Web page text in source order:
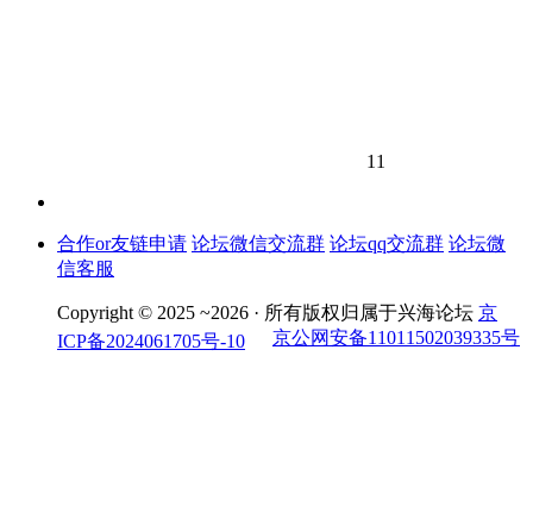
11
合作or友链申请 论坛微信交流群 论坛qq交流群 论坛微
信客服
Copyright © 2025 ~2026 · 所有版权归属于兴海论坛 京
ICP备2024061705号-10
京公网安备11011502039335号